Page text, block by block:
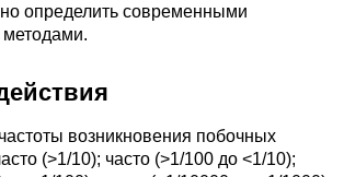
определить современными
методами.
возникновения побочных
(>1/10); часто (>1/100 до <1/10);